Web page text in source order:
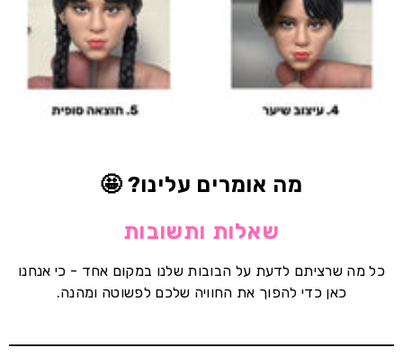
מה אומרים עלינו? 🤩
שאלות ותשובות
כל מה שרציתם לדעת על הבובות שלנו במקום אחד - כי אנחנו
כאן כדי להפוך את החוויה שלכם לפשוטה ומהנה.